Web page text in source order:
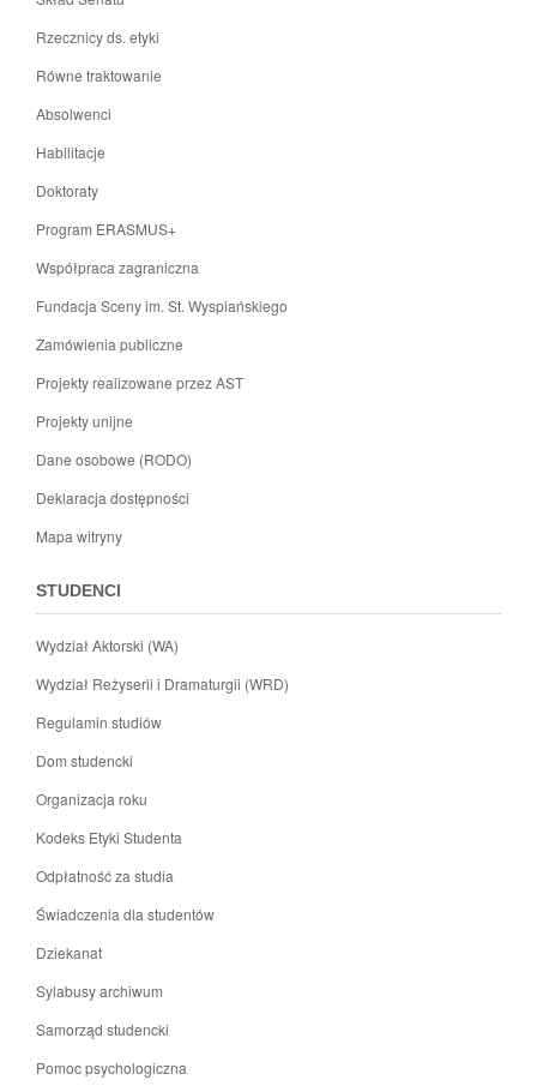
Rzecznicy ds. etyki
Równe traktowanie
Absolwenci
Habilitacje
Doktoraty
Program ERASMUS+
Współpraca zagraniczna
Fundacja Sceny im. St. Wyspiańskiego
Zamówienia publiczne
Projekty realizowane przez AST
Projekty unijne
Dane osobowe (RODO)
Deklaracja dostępności
Mapa witryny
STUDENCI
Wydział Aktorski (WA)
Wydział Reżyserii i Dramaturgii (WRD)
Regulamin studiów
Dom studencki
Organizacja roku
Kodeks Etyki Studenta
Odpłatność za studia
Świadczenia dla studentów
Dziekanat
Sylabusy archiwum
Samorząd studencki
Pomoc psychologiczna